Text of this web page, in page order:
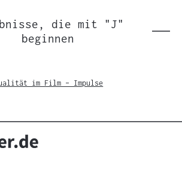
die mit "J"
beginnen
im Film – Impulse